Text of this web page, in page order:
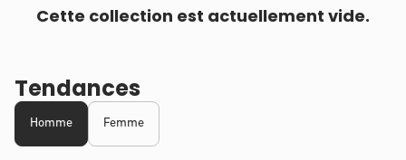
Cette collection est actuellement vide.
Tendances
Homme Femme